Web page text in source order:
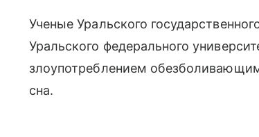
Ученые Уральского
Уральского федерального
злоупотреблением
сна.